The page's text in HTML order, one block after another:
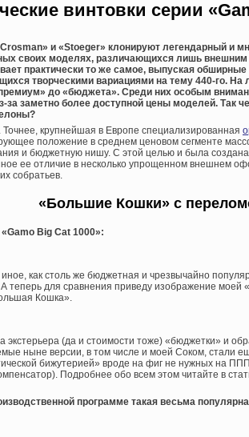
винтовки серии
и «Stoeger» клонируют легендарный и
своих моделях, различающихся лишь
практически то же самое, выпуская
творческими вариациями на тему 440-го. На
до «бюджета». Среди них особым
за заметно более доступной цены моделей. Так
Точнее, крупнейшая в Европе специализированная
положение в среднем ценовом сегменте
и бюджетную нишу. С этой целью и была
ее отличие в несколько упрощенном внешнем
собратьев.
«Большие Кошки» с
Big Cat 1000»:
иное, как столь же бюджетная и чрезвычайно
теперь для сравнения приведу изображение моей
Кошка».
экстерьера (да и стоимости тоже) «бюджетки» и
ныне версии, в том числе и моей Соком, стали
бижутерией» вроде на фиг не нужных на
Подробнее обо всем этом читайте в
программе такая весьма